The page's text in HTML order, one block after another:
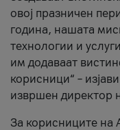
овој празничен
година, нашата
технологии и
им додаваат
корисници“ –
извршен директор
За корисниците на